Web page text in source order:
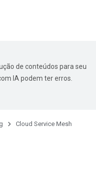
de conteúdos para seu
IA podem ter erros.
Cloud Service Mesh